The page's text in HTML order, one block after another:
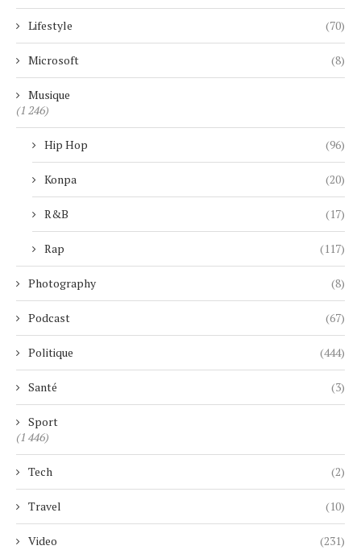
Lifestyle (70)
Microsoft (8)
Musique
(1 246)
Hip Hop (96)
Konpa (20)
R&B (17)
Rap (117)
Photography (8)
Podcast (67)
Politique (444)
Santé (3)
Sport
(1 446)
Tech (2)
Travel (10)
Video (231)